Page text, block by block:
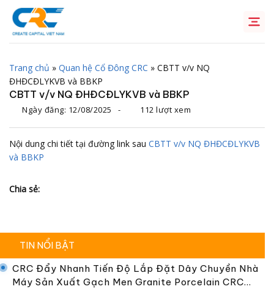
Chuyển
đến
dung
Trang chủ » Quan hệ Cổ Đông CRC » CBTT v/v NQ
ĐHĐCĐLYKVB và BBKP
CBTT v/v NQ ĐHĐCĐLYKVB và BBKP
Ngày đăng: 12/08/2025 - 112 lượt xem
Nội dung chi tiết tại đường link sau CBTT v/v NQ ĐHĐCĐLYKVB
và BBKP
Chia sẻ:
TIN NỔI BẬT
CRC Đẩy Nhanh Tiến Độ Lắp Đặt Dây Chuyền Nhà
Máy Sản Xuất Gạch Men Granite Porcelain CRC